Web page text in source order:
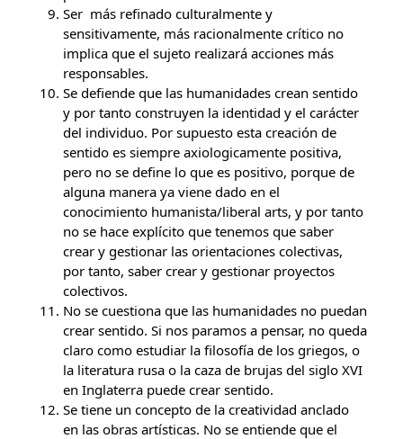
Ser más refinado culturalmente y
sensitivamente, más racionalmente crítico no
implica que el sujeto realizará acciones más
responsables.
Se defiende que las humanidades crean sentido
y por tanto construyen la identidad y el carácter
del individuo. Por supuesto esta creación de
sentido es siempre axiologicamente positiva,
pero no se define lo que es positivo, porque de
alguna manera ya viene dado en el
conocimiento humanista/liberal arts, y por tanto
no se hace explícito que tenemos que saber
crear y gestionar las orientaciones colectivas,
por tanto, saber crear y gestionar proyectos
colectivos.
No se cuestiona que las humanidades no puedan
crear sentido. Si nos paramos a pensar, no queda
claro como estudiar la filosofía de los griegos, o
la literatura rusa o la caza de brujas del siglo XVI
en Inglaterra puede crear sentido.
Se tiene un concepto de la creatividad anclado
en las obras artísticas. No se entiende que el